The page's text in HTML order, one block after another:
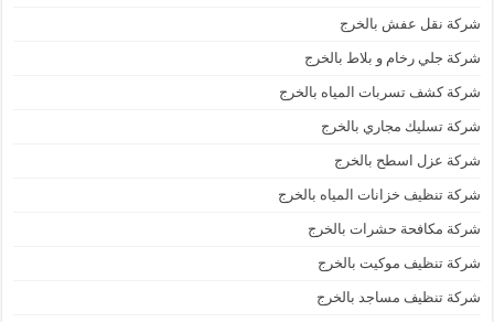
شركة نقل عفش بالخرج
شركة جلي رخام و بلاط بالخرج
شركة كشف تسربات المياه بالخرج
شركة تسليك مجاري بالخرج
شركة عزل اسطح بالخرج
شركة تنظيف خزانات المياه بالخرج
شركة مكافحة حشرات بالخرج
شركة تنظيف موكيت بالخرج
شركة تنظيف مساجد بالخرج